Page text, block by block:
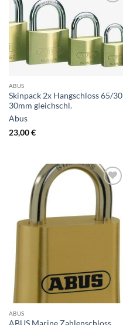
ABUS
Skinpack 2x Hangschloss 65/30
30mm gleichschl.
Abus
23,00€
ABUS
ABUS Marine Zahlenschloss